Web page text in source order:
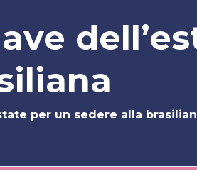
per un sedere alla